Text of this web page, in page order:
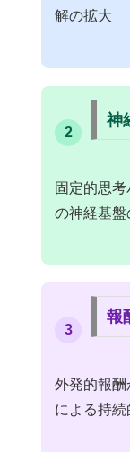
解の拡大
2
神
固定的思
の神経基盤
3
報
外発的報酬
による持